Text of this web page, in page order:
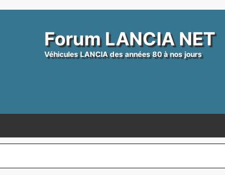
Forum LANCIA NET
Véhicules LANCIA des années 80 à nos jours